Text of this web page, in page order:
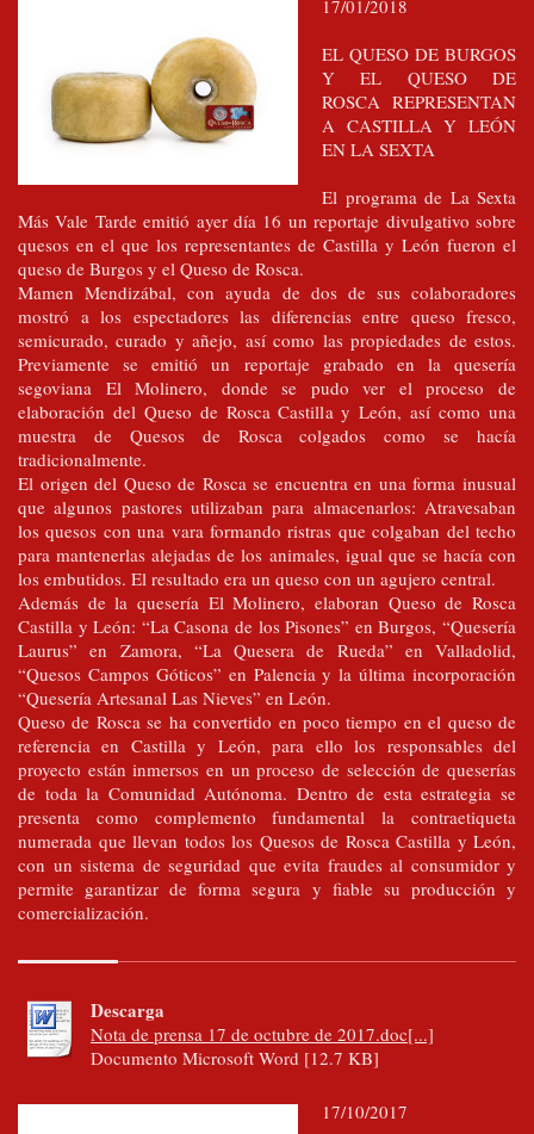
17/01/2018
EL QUESO DE BURGOS
Y EL QUESO DE
ROSCA REPRESENTAN
A CASTILLA Y LEÓN
EN LA SEXTA
El programa de La Sexta
Más Vale Tarde emitió ayer día 16 un reportaje divulgativo sobre
quesos en el que los representantes de Castilla y León fueron el
queso de Burgos y el Queso de Rosca.
Mamen Mendizábal, con ayuda de dos de sus colaboradores
mostró a los espectadores las diferencias entre queso fresco,
semicurado, curado y añejo, así como las propiedades de estos.
Previamente se emitió un reportaje grabado en la quesería
segoviana El Molinero, donde se pudo ver el proceso de
elaboración del Queso de Rosca Castilla y León, así como una
muestra de Quesos de Rosca colgados como se hacía
tradicionalmente.
El origen del Queso de Rosca se encuentra en una forma inusual
que algunos pastores utilizaban para almacenarlos: Atravesaban
los quesos con una vara formando ristras que colgaban del techo
para mantenerlas alejadas de los animales, igual que se hacía con
los embutidos. El resultado era un queso con un agujero central.
Además de la quesería El Molinero, elaboran Queso de Rosca
Castilla y León: “La Casona de los Pisones” en Burgos, “Quesería
Laurus” en Zamora, “La Quesera de Rueda” en Valladolid,
“Quesos Campos Góticos” en Palencia y la última incorporación
“Quesería Artesanal Las Nieves” en León.
Queso de Rosca se ha convertido en poco tiempo en el queso de
referencia en Castilla y León, para ello los responsables del
proyecto están inmersos en un proceso de selección de queserías
de toda la Comunidad Autónoma. Dentro de esta estrategia se
presenta como complemento fundamental la contraetiqueta
numerada que llevan todos los Quesos de Rosca Castilla y León,
con un sistema de seguridad que evita fraudes al consumidor y
permite garantizar de forma segura y fiable su producción y
comercialización.
Descarga
Nota de prensa 17 de octubre de 2017.doc[...]
Documento Microsoft Word [12.7 KB]
17/10/2017